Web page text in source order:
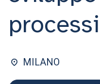
Corsi di studio
Ricerca
Facoltà e
MILANO